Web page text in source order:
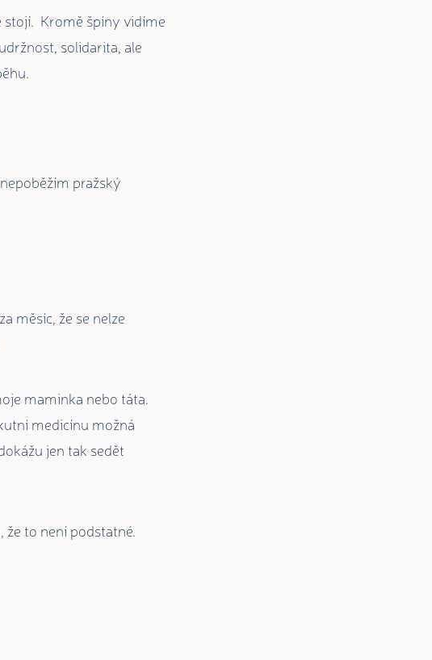
stojí. Kromě špíny vidíme
solidarita, ale
pražský
měsíc, že se nelze
maminka nebo táta.
medicínu možná
jen tak sedět
že to není podstatné.